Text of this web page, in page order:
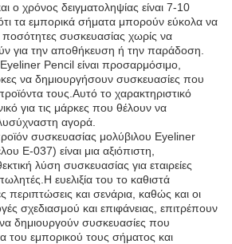
ο χρόνος δειγματοληψίας είναι 7-10
τα εμπορικά σήματα μπορούν εύκολα να
ποσότητες συσκευασίας χωρίς να
για την αποθήκευση ή την παράδοση.
Pencil είναι προσαρμόσιμο,
να δημιουργήσουν συσκευασίες που
τους.Αυτό το χαρακτηριστικό
για τις μάρκες που θέλουν να
αγορά.
συσκευασίας μολύβιλου Eyeliner
E-037) είναι μια αξιόπιστη,
λύση συσκευασίας για εταιρείες
ευελιξία του το καθιστά
περιπτώσεις και σενάρια, καθώς και οι
σχεδιασμού και επιφάνειας, επιτρέπουν
δημιουργούν συσκευασίες που
του εμπορικού τους σήματος και